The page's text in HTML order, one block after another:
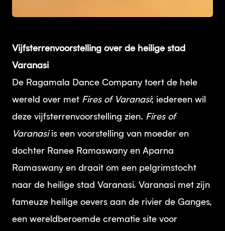
Vijfsterrenvoorstelling over de heilige stad
Varanasi
De Ragamala Dance Company toert de hele
wereld over met Fires of Varanasi; iedereen wil
deze vijfsterrenvoorstelling zien. Fires of
Varanasiis een voorstelling van moeder en
dochter Ranee Ramaswany en Aparna
Ramaswany en draait om een pelgrimstocht
naar de heilige stad Varanasi. Varanasi met zijn
fameuze heilige oevers aan de rivier de Ganges,
een wereldberoemde crematie site voor